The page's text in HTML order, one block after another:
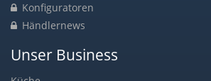
Konfiguratoren
Händlernews
Unser Business